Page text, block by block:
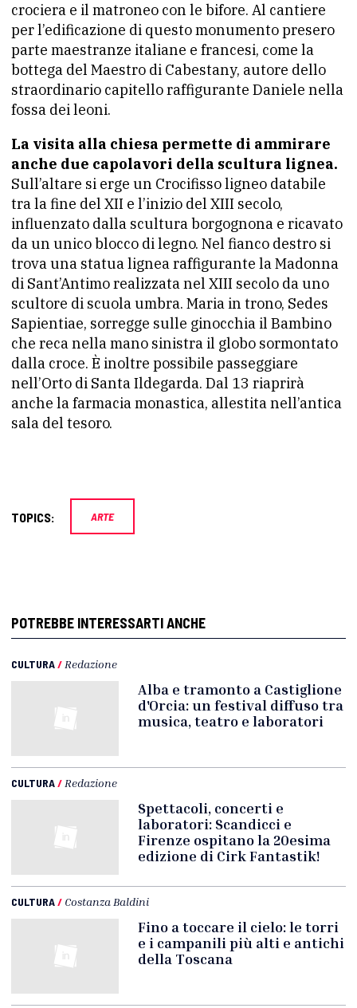
crociera e il matroneo con le bifore. Al cantiere
per l’edificazione di questo monumento presero
parte maestranze italiane e francesi, come la
bottega del Maestro di Cabestany, autore dello
straordinario capitello raffigurante Daniele nella
fossa dei leoni.
La visita alla chiesa permette di ammirare
anche due capolavori della scultura lignea.
Sull’altare si erge un Crocifisso ligneo databile
tra la fine del XII e l’inizio del XIII secolo,
influenzato dalla scultura borgognona e ricavato
da un unico blocco di legno. Nel fianco destro si
trova una statua lignea raffigurante la Madonna
di Sant’Antimo realizzata nel XIII secolo da uno
scultore di scuola umbra. Maria in trono, Sedes
Sapientiae, sorregge sulle ginocchia il Bambino
che reca nella mano sinistra il globo sormontato
dalla croce. È inoltre possibile passeggiare
nell’Orto di Santa Ildegarda. Dal 13 riaprirà
anche la farmacia monastica, allestita nell’antica
sala del tesoro.
TOPICS: ARTE
POTREBBE INTERESSARTI ANCHE
CULTURA/ Redazione
Alba e tramonto a Castiglione
d'Orcia: un festival diffuso tra
musica, teatro e laboratori
CULTURA/ Redazione
Spettacoli, concerti e
laboratori: Scandicci e
Firenze ospitano la 20esima
edizione di Cirk Fantastik!
CULTURA/ Costanza Baldini
Fino a toccare il cielo: le torri
e i campanili più alti e antichi
della Toscana